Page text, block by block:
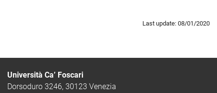
Last update: 08/01/2020
Università Ca’ Foscari
Dorsoduro 3246, 30123 Venezia